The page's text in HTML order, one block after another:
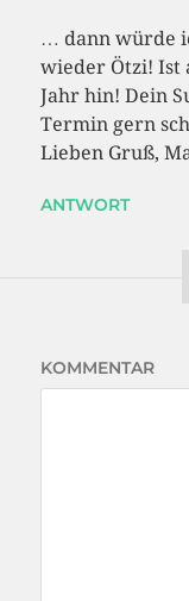
… dann würde
wieder Ötzi! Ist
Jahr hin! Dein
Termin gern
Lieben Gruß,
ANTWORT
KOMMENTAR